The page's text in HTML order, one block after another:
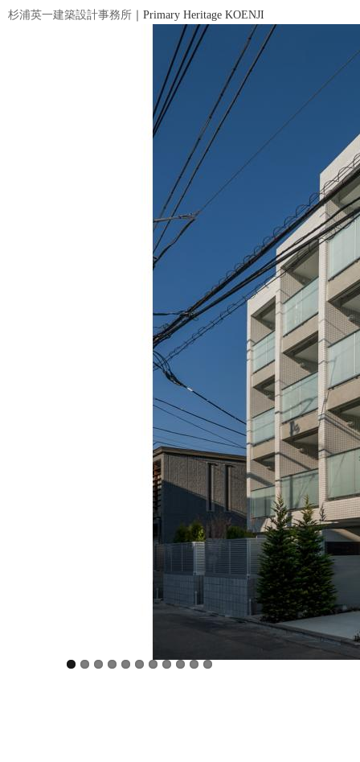
杉浦英一建築設計事務所 ｜Primary Heritage KOENJI